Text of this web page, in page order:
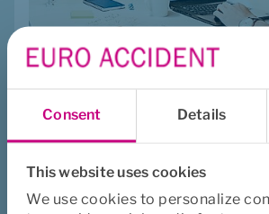
Consent Details
This website uses cookies
We use cookies to personalize
Mindre företag
jukfrånvaro kan vara
utmanande för små
utmaningarna kan du